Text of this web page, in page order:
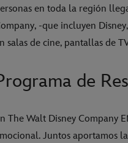
en toda la región
-que incluyen
salas de cine, pantallas de
de
The Walt Disney Company
Juntos aportamos